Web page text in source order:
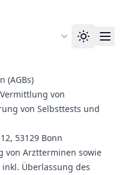
(AGBs)
von
von Selbsttests und
53129 Bonn
von Arztterminen sowie
Überlassung des